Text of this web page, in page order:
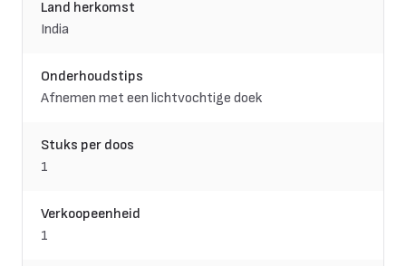
Land herkomst
India
Onderhoudstips
Afnemen met een lichtvochtige doek
Stuks per doos
1
Verkoopeenheid
1